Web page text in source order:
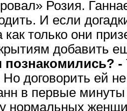
Розия.
И если
как только они
добавить
познакомились? -
Но договорить ей
в первые
нормальных